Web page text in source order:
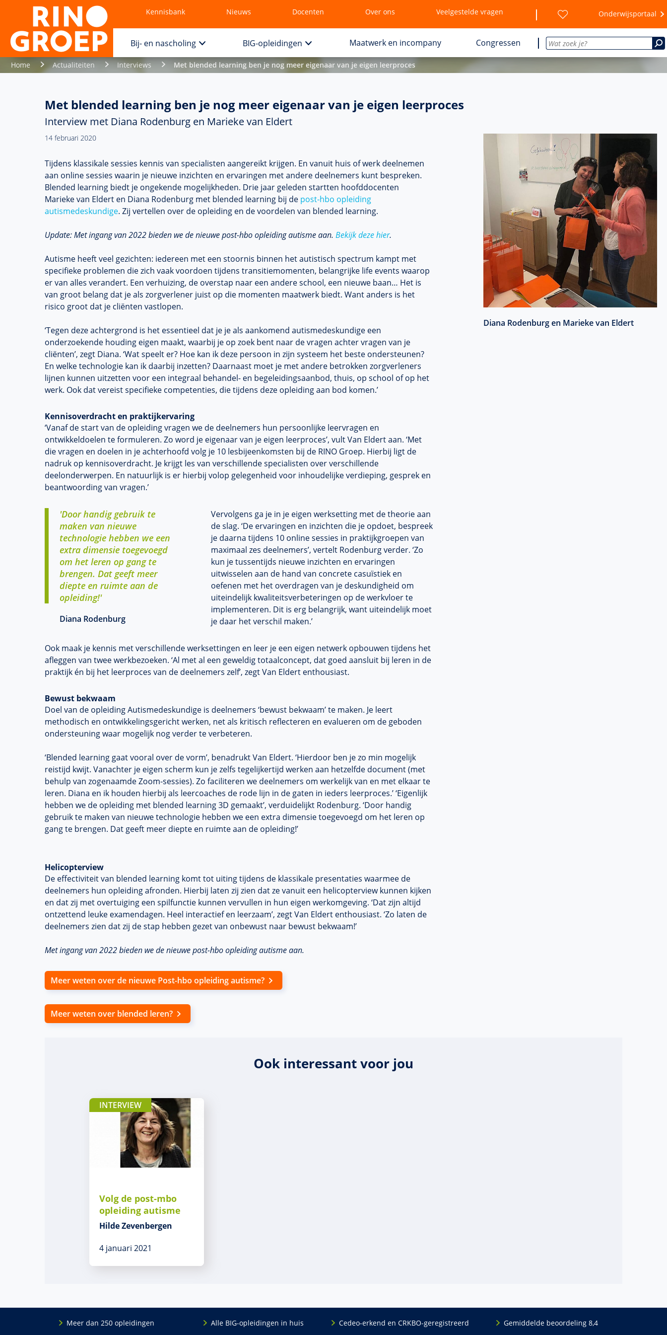
Kennisbank Nieuws Docenten Over ons Veelgestelde vragen Onderwijsportaal
Bij- en nascholing BIG-opleidingen Maatwerk en incompany Congressen
Home Actualiteiten Interviews Met blended learning ben je nog meer eigenaar van je eigen leerproces
Met blended learning ben je nog meer eigenaar van je eigen leerproces
Interview met Diana Rodenburg en Marieke van Eldert
14 februari 2020
Diana Rodenburg en Marieke van Eldert
Tijdens klassikale sessies kennis van specialisten aangereikt krijgen. En vanuit huis of werk deelnemen
aan online sessies waarin je nieuwe inzichten en ervaringen met andere deelnemers kunt bespreken.
Blended learning biedt je ongekende mogelijkheden. Drie jaar geleden startten hoofddocenten
Marieke van Eldert en Diana Rodenburg met blended learning bij de post-hbo opleiding
autismedeskundige. Zij vertellen over de opleiding en de voordelen van blended learning.
Update: Met ingang van 2022 bieden we de nieuwe post-hbo opleiding autisme aan. Bekijk deze hier.
Autisme heeft veel gezichten: iedereen met een stoornis binnen het autistisch spectrum kampt met
specifieke problemen die zich vaak voordoen tijdens transitiemomenten, belangrijke life events waarop
er van alles verandert. Een verhuizing, de overstap naar een andere school, een nieuwe baan… Het is
van groot belang dat je als zorgverlener juist op die momenten maatwerk biedt. Want anders is het
risico groot dat je cliënten vastlopen.
‘Tegen deze achtergrond is het essentieel dat je je als aankomend autismedeskundige een
onderzoekende houding eigen maakt, waarbij je op zoek bent naar de vragen achter vragen van je
cliënten’, zegt Diana. ‘Wat speelt er? Hoe kan ik deze persoon in zijn systeem het beste ondersteunen?
En welke technologie kan ik daarbij inzetten? Daarnaast moet je met andere betrokken zorgverleners
lijnen kunnen uitzetten voor een integraal behandel- en begeleidingsaanbod, thuis, op school of op het
werk. Ook dat vereist specifieke competenties, die tijdens deze opleiding aan bod komen.’
Kennisoverdracht en praktijkervaring
‘Vanaf de start van de opleiding vragen we de deelnemers hun persoonlijke leervragen en
ontwikkeldoelen te formuleren. Zo word je eigenaar van je eigen leerproces’, vult Van Eldert aan. ‘Met
die vragen en doelen in je achterhoofd volg je 10 lesbijeenkomsten bij de RINO Groep. Hierbij ligt de
nadruk op kennisoverdracht. Je krijgt les van verschillende specialisten over verschillende
deelonderwerpen. En natuurlijk is er hierbij volop gelegenheid voor inhoudelijke verdieping, gesprek en
beantwoording van vragen.’
'Door handig gebruik te
maken van nieuwe
technologie hebben we een
extra dimensie toegevoegd
om het leren op gang te
brengen. Dat geeft meer
diepte en ruimte aan de
opleiding!'
Diana Rodenburg
Vervolgens ga je in je eigen werksetting met de theorie aan
de slag. ‘De ervaringen en inzichten die je opdoet, bespreek
je daarna tijdens 10 online sessies in praktijkgroepen van
maximaal zes deelnemers’, vertelt Rodenburg verder. ‘Zo
kun je tussentijds nieuwe inzichten en ervaringen
uitwisselen aan de hand van concrete casuïstiek en
oefenen met het overdragen van je deskundigheid om
uiteindelijk kwaliteitsverbeteringen op de werkvloer te
implementeren. Dit is erg belangrijk, want uiteindelijk moet
je daar het verschil maken.’
Ook maak je kennis met verschillende werksettingen en leer je een eigen netwerk opbouwen tijdens het
afleggen van twee werkbezoeken. ‘Al met al een geweldig totaalconcept, dat goed aansluit bij leren in de
praktijk én bij het leerproces van de deelnemers zelf’, zegt Van Eldert enthousiast.
Bewust bekwaam
Doel van de opleiding Autismedeskundige is deelnemers ‘bewust bekwaam’ te maken. Je leert
methodisch en ontwikkelingsgericht werken, net als kritisch reflecteren en evalueren om de geboden
ondersteuning waar mogelijk nog verder te verbeteren.
‘Blended learning gaat vooral over de vorm’, benadrukt Van Eldert. ‘Hierdoor ben je zo min mogelijk
reistijd kwijt. Vanachter je eigen scherm kun je zelfs tegelijkertijd werken aan hetzelfde document (met
behulp van zogenaamde Zoom-sessies). Zo faciliteren we deelnemers om werkelijk van en met elkaar te
leren. Diana en ik houden hierbij als leercoaches de rode lijn in de gaten in ieders leerproces.’ ‘Eigenlijk
hebben we de opleiding met blended learning 3D gemaakt’, verduidelijkt Rodenburg. ‘Door handig
gebruik te maken van nieuwe technologie hebben we een extra dimensie toegevoegd om het leren op
gang te brengen. Dat geeft meer diepte en ruimte aan de opleiding!’
Helicopterview
De effectiviteit van blended learning komt tot uiting tijdens de klassikale presentaties waarmee de
deelnemers hun opleiding afronden. Hierbij laten zij zien dat ze vanuit een helicopterview kunnen kijken
en dat zij met overtuiging een spilfunctie kunnen vervullen in hun eigen werkomgeving. ‘Dat zijn altijd
ontzettend leuke examendagen. Heel interactief en leerzaam’, zegt Van Eldert enthousiast. ‘Zo laten de
deelnemers zien dat zij de stap hebben gezet van onbewust naar bewust bekwaam!’
Met ingang van 2022 bieden we de nieuwe post-hbo opleiding autisme aan.
Meer weten over de nieuwe Post-hbo opleiding autisme?
Meer weten over blended leren?
Ook interessant voor jou
INTERVIEW
Volg de post-mbo
opleiding autisme
Hilde Zevenbergen
4 januari 2021
Meer dan 250 opleidingen Alle BIG-opleidingen in huis Cedeo-erkend en CRKBO-geregistreerd Gemiddelde beoordeling 8,4